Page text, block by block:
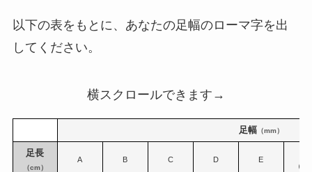
以下の表をもとに、あなたの足幅のローマ字を出
してください。
横スクロールできます→
足幅（mm）
足長
（cm）
A B C D E
（